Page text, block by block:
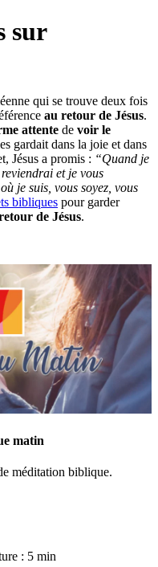
sur
qui se trouve deux fois
au retour de Jésus.
attente de voir le
gardait dans la joie et dans
Jésus a promis : “Quand je
et je vous
je suis, vous soyez, vous
bibliques pour garder
de Jésus.
matin
méditation biblique.
: 5 min